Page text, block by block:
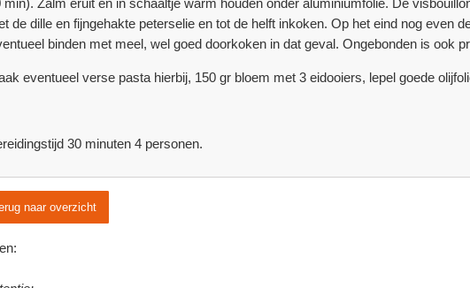
min). Zalm eruit en in schaaltje warm houden onder aluminiumfolie. De
de dille en fijngehakte peterselie en tot de helft inkoken. Op het eind nog even
binden met meel, wel goed doorkoken in dat geval. Ongebonden is ook
eventueel verse pasta hierbij, 150 gr bloem met 3 eidooiers, lepel goede
30 minuten 4 personen.
naar overzicht